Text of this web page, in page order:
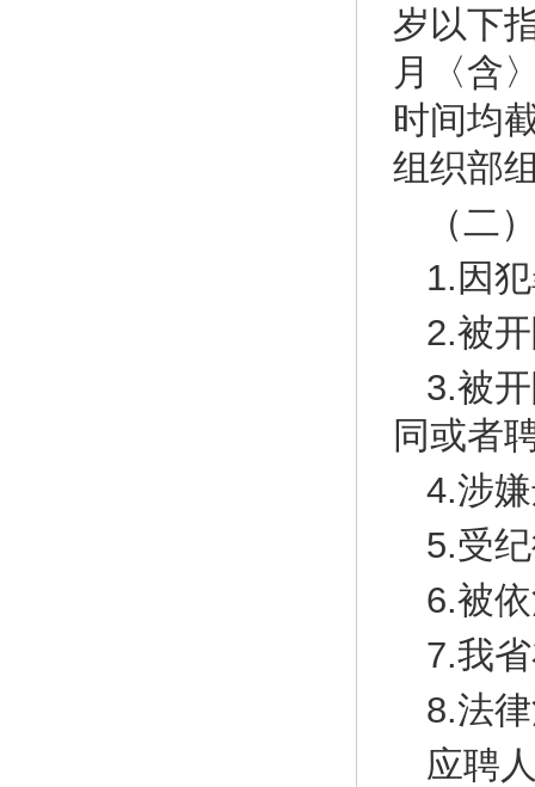
岁以下
月〈含
时间均
组织部
（二
1.因
2.被
3.被
同或者
4.涉
5.受
6.被
7.我
8.法
应聘